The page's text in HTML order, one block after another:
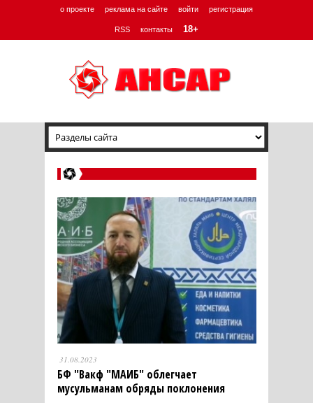
о проекте реклама на сайте войти регистрация
RSS контакты 18+
31.08.2023
БФ "Вакф "МАИБ" облегчает
мусульманам обряды поклонения